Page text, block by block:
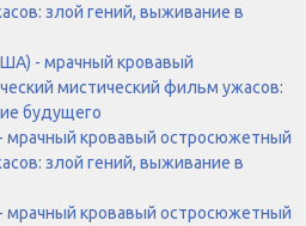
злой гений, выживание в
- мрачный кровавый
мистический фильм ужасов:
будущего
мрачный кровавый остросюжетный
злой гений, выживание в
мрачный кровавый остросюжетный